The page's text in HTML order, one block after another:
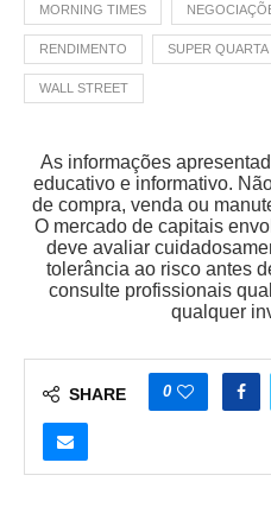
MORNING TIMES
RENDIMENTO SUPER QUARTA
WALL STREET
As informações
educativo e informativo.
de compra, venda ou
O mercado de capitais
deve avaliar
tolerância ao risco antes
consulte profissionais
qualquer
SHARE 0